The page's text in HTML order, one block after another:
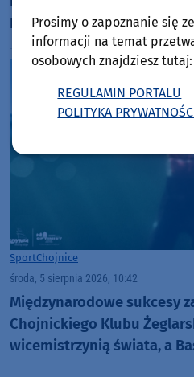
Podhalem Nowy Targ 0:2.
dołku. Czujemy się
SportChojnice
środa, 5 sierpnia 2026, 10:42
Międzynarodowe sukcesy
Chojnickiego Klubu
wicemistrzynią świata, a
Prosimy o zapoznanie się
informacji na temat
osobowych znajdziesz tutaj:
REGULAMIN PORTALU
POLITYKA